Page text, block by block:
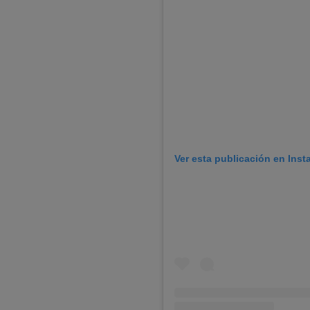
Ver esta publicación en